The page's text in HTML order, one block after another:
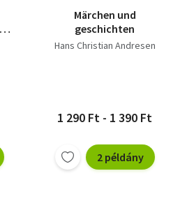
Märchen und
geschichten
Hans Christian Andresen
1 290 Ft - 1 390 Ft
2 példány